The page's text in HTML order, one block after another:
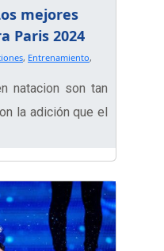
mejores
Paris 2024
, Entrenamiento,
natacion son tan
la adición que el